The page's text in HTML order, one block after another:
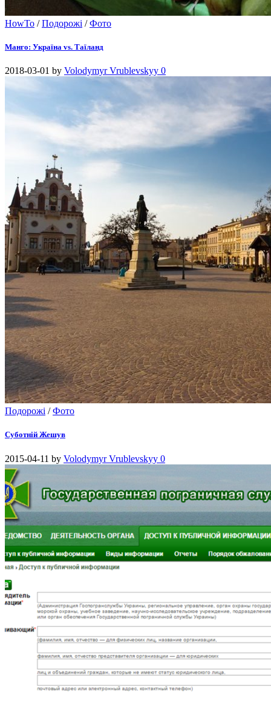
HowTo /Подорожі /Фото
Манго: Україна vs. Таїланд
2018-03-01 by Volodymyr Vrublevskyy 0
Подорожі /Фото
Суботній Жешув
2015-04-11 by Volodymyr Vrublevskyy 0